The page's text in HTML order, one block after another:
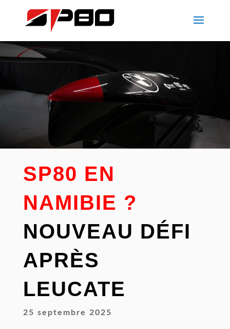
SP80 EN
NAMIBIE ?
NOUVEAU DÉFI
APRÈS
LEUCATE
25 septembre 2025